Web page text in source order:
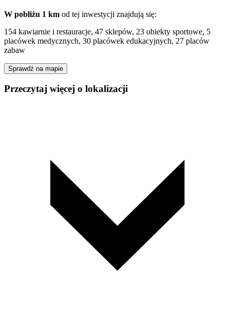
W pobliżu 1 km od tej inwestycji znajdują się:
154 kawiarnie i restauracje, 47 sklepów, 23 obiekty sportowe, 5
placówek medycznych, 30 placówek edukacyjnych, 27 placów
zabaw
Sprawdź na mapie
Przeczytaj więcej o lokalizacji